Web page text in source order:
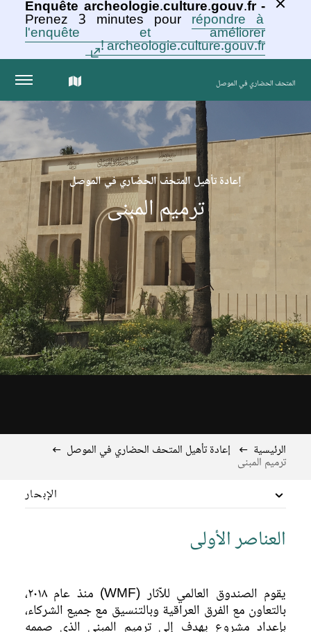
Enquête archeologie.culture.gouv.fr -
Prenez 3 minutes pour répondre à
l'enquête et améliorer
archeologie.culture.gouv.fr !
المتحف الحضاري في الموصل الخريطة
التفاعلية
للمجموعة
إعادة تأهيل المتحف الحضاري في الموصل
ترميم المبنى
الرئيسية إعادة تأهيل المتحف الحضاري في الموصل
ترميم المبنى
الإبحار
بارقة أمل
إعادة إحياء القطع الأثرية المدمرة في المتحف الحضاري في
الموصل
العناصر الأولى
يقوم الصندوق العالمي للآثار (WMF) منذ عام ٢٠١٨،
بالتعاون مع الفرق العراقية وبالتنسيق مع جميع الشركاء،